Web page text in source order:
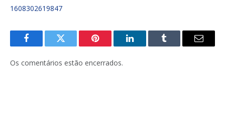
1608302619847
FacebookTwitter Pinterest LinkedInTumblr
E-
Os comentários estão encerrados.